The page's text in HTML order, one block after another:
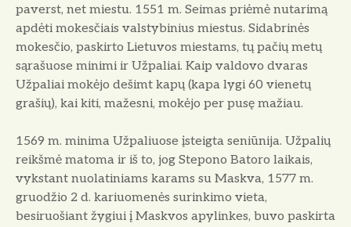
paverst, net miestu. 1551 m. Seimas priėmė nutarimą
apdėti mokesčiais valstybinius miestus. Sidabrinės
mokesčio, paskirto Lietuvos miestams, tų pačių metų
sąrašuose minimi ir Užpaliai. Kaip valdovo dvaras
Užpaliai mokėjo dešimt kapų (kapa lygi 60 vienetų
grašių), kai kiti, mažesni, mokėjo per pusę mažiau.
1569 m. minima Užpaliuose įsteigta seniūnija. Užpalių
reikšmė matoma ir iš to, jog Stepono Batoro laikais,
vykstant nuolatiniams karams su Maskva, 1577 m.
gruodžio 2 d. kariuomenės surinkimo vieta,
besiruošiant žygiui į Maskvos apylinkes, buvo paskirta